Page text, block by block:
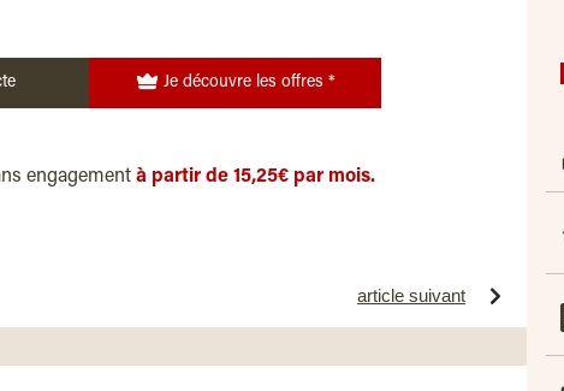
Je découvre les offres *
engagement à partir de 15,25€ par mois.
article suivant